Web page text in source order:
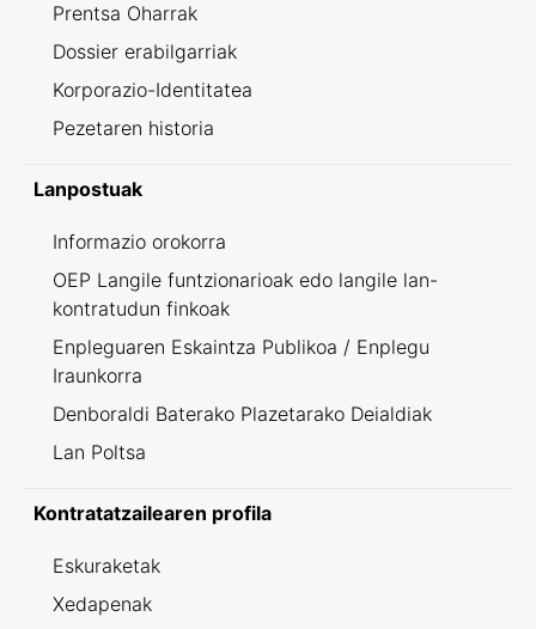
Prentsa Oharrak
Dossier erabilgarriak
Korporazio-Identitatea
Pezetaren historia
Lanpostuak
Informazio orokorra
OEP Langile funtzionarioak edo langile lan-
kontratudun finkoak
Enpleguaren Eskaintza Publikoa / Enplegu
Iraunkorra
Denboraldi Baterako Plazetarako Deialdiak
Lan Poltsa
Kontratatzailearen profila
Eskuraketak
Xedapenak